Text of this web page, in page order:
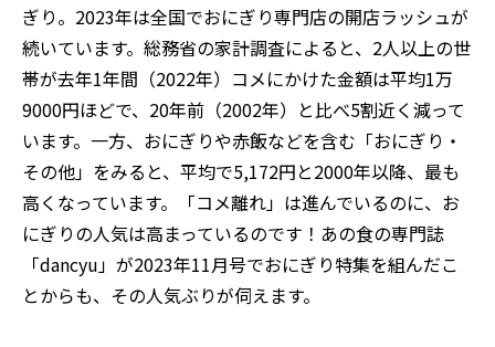
ぎり。2023年は全国でおにぎり専門店の開店ラッシュが
続いています。 総務省の家計調査によると、 2人以上の世
帯が去年1年間（2022年）コメにかけた金額は平均1万
9000円ほどで、 20年前（2002年）と比べ5割近く減って
います。 一方、おにぎりや赤飯などを含む「おにぎり・
その他」をみると、 平均で5,172円と2000年以降、最も
高くなっています。「コメ離れ」は進んでいるのに、お
にぎりの人気は高まっているのです ！ あの食の専門誌
「dancyu」が2023年11月号でおにぎり特集を組んだこ
とからも、その人気ぶりが伺えます。